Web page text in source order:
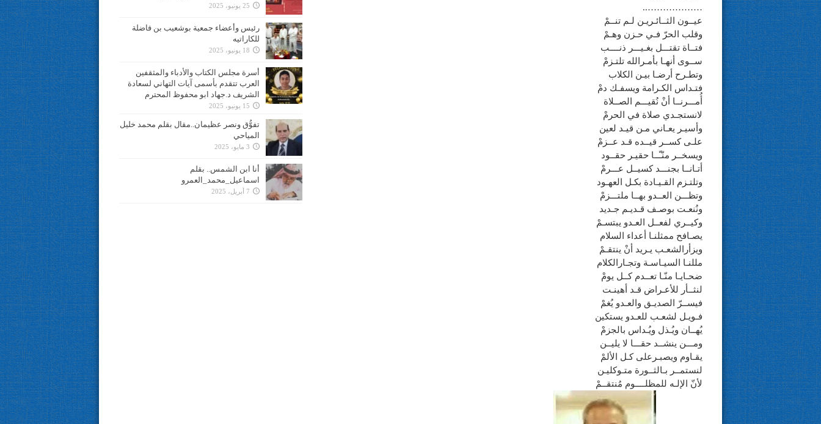
………………..
عيــون الثــائـريـن لـم تنــمْ
وقلب الحرّ فـي حـزن وهـمْ
فتــاة تقتـــل بغـيـــر ذنــــب
ســوى أنهـا بأمـرالله تلتـزمْ
وتطـرح أرضـا بيـن الكلاب
فتـداس الكـرامة ويسفـك دمْ
أُمـــرنــا أنْ نُقيـــم الصــلاة
لانستجـدي صلاة في الحرمْ
وأسيـر يعـاني مـن قيـد لعين
علـى كســر قيــده قـد عــزمْ
ويسخــر منّـّــا حقيـر حقــود
أتـانــا بجنـــد كسيــل عـــرمْ
وتلتـزم القـيـادة بكـل العهـود
وتظـــن العــدو بهــا ملتـــزمْ
ونُنعـت بوصـف قـديـم جـديد
وكيــري لفعــل العـدو يبتسـمْ
يصـافح ممثلنـا أعداء السلام
ويزأرالشعـب يـريد أنْ ينتقـمْ
مللنـا السيـاسـة وتجـارالكلام
ضحـايـا منّـا تعــدم كــل يومْ
لنثــأر للأعـراض قـد أهينـت
فيســرّ الصديـق والعـدو يُغمْ
فـويـل لشعـب للعـدو يستكين
يُهــان ويُـذل ويُـداس بالجزمْ
ومـــن ينشــد حقـــا لا يليــن
يقـاوم ويصبـرعلى كـل الألمْ
لنستمــر بـالثــورة متـوكليـن
لأنّ الإلـه للمظلــــوم مُنتقــمْ
25 يونيو، 2025
رئيس وأعضاء جمعية بوشعيب بن فاضلة
للكاراتيه
18 يونيو، 2025
أسرة مجلس الكتاب والأدباء والمثقفين
العرب تتقدم بأسمى آيات التهاني لسعادة
الشريف د.جهاد ابو محفوظ المحترم
15 يونيو، 2025
تفوُّق ونصر عظيمان..مقال بقلم محمد خليل
المياحي
3 مايو، 2025
أنا ابن الشمس.. بقلم
اسماعيل_محمد_العمرو
7 أبريل، 2025